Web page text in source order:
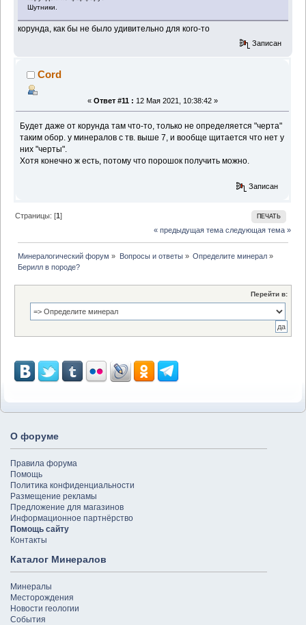
Шутники.
корунда, как бы не было удивительно для кого-то
Записан
Cord
« Ответ #11 : 12 Мая 2021, 10:38:42 »
Будет даже от корунда там что-то, только не определяется "черта"
таким обор. у минералов с тв. выше 7, и вообще щитается что нет у
них "черты".
Хотя конечно ж есть, потому что порошок получить можно.
Записан
ПЕЧАТЬ
Страницы: [1]
« предыдущая тема следующая тема »
Минералогический форум » Вопросы и ответы» Определите минерал»
Берилл в породе?
Перейти в:
О форуме
Правила форума
Помощь
Политика конфиденциальности
Размещение рекламы
Предложение для магазинов
Информационное партнёрство
Помощь сайту
Контакты
Каталог Минералов
Минералы
Месторождения
Новости геологии
События